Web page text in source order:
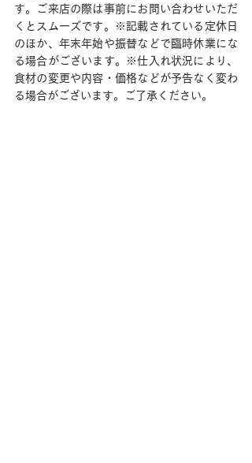
す。ご来店の際は事前にお問い合わせいただ
くとスムーズです。※記載されている定休日
のほか、年末年始や振替などで臨時休業にな
る場合がございます。※仕入れ状況により、
食材の変更や内容・価格などが予告なく変わ
る場合がございます。ご了承ください。